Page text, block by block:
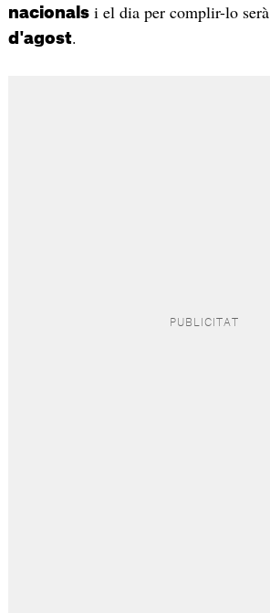
nacionalsi el dia per complir-lo serà
d'agost.